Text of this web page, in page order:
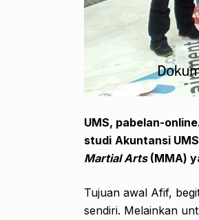
UMS, pabelan-
studi Akuntansi
Martial Arts(MMA)
Tujuan awal Afif,
sendiri. Melainkan